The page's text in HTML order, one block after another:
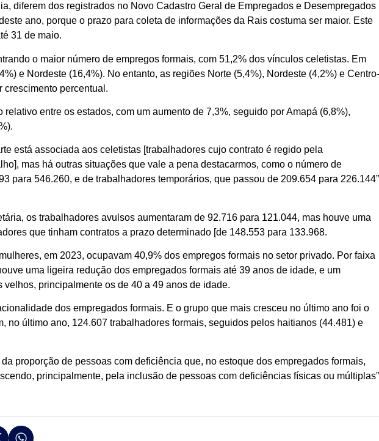
diferem dos registrados no Novo Cadastro Geral de Empregados e Desempregados
ano, porque o prazo para coleta de informações da Rais costuma ser maior. Este
31 de maio.
o maior número de empregos formais, com 51,2% dos vínculos celetistas. Em
e Nordeste (16,4%). No entanto, as regiões Norte (5,4%), Nordeste (4,2%) e
crescimento percentual.
entre os estados, com um aumento de 7,3%, seguido por Amapá (6,8%),
está associada aos celetistas [trabalhadores cujo contrato é regido pela
mas há outras situações que vale a pena destacarmos, como o número de
para 546.260, e de trabalhadores temporários, que passou de 209.654 para
os trabalhadores avulsos aumentaram de 92.716 para 121.044, mas houve uma
que tinham contratos a prazo determinado [de 148.553 para 133.968.
em 2023, ocupavam 40,9% dos empregos formais no setor privado. Por faixa
uma ligeira redução dos empregados formais até 39 anos de idade, e um
velhos, principalmente os de 40 a 49 anos de idade.
dos empregados formais. E o grupo que mais cresceu no último ano foi o
no último ano, 124.607 trabalhadores formais, seguidos pelos haitianos (44.481) e
proporção de pessoas com deficiência que, no estoque dos empregados formais,
principalmente, pela inclusão de pessoas com deficiências físicas ou